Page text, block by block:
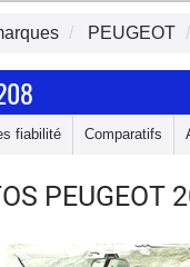
PEUGEOT
fiabilité Comparatifs
PEUGEOT